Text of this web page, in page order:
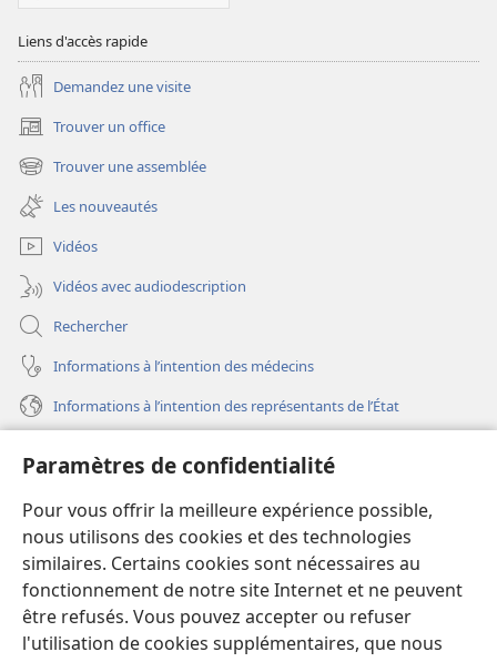
Paramètres de confidentialité
Pour vous offrir la meilleure expérience possible,
nous utilisons des cookies et des technologies
similaires. Certains cookies sont nécessaires au
fonctionnement de notre site Internet et ne peuvent
être refusés. Vous pouvez accepter ou refuser
l'utilisation de cookies supplémentaires, que nous
Liens d'accès rapide
Demandez une visite
Trouver un office
(ouvre
une
nouvelle
fenêtre)
Trouver une assemblée
(ouvre
une
nouvelle
fenêtre)
Les nouveautés
Vidéos
Vidéos avec audiodescription
Rechercher
Informations à l’intention des médecins
Informations à l’intention des représentants de l’État
(ouvre
une
nouvelle
fenêtre)
Bibliothèque en ligne
(ouvre
une
nouvelle
fenêtre)
JW Hub®
(ouvre
une